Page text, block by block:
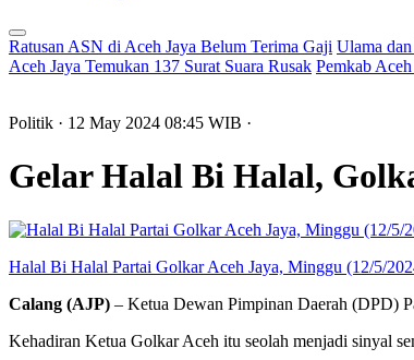
Ratusan ASN di Aceh Jaya Belum Terima Gaji Ulama
Aceh Jaya Temukan 137 Surat Suara Rusak Pemkab
Politik · 12 May 2024 08:45 WIB ·
Gelar Halal Bi Halal,
Halal Bi Halal Partai Golkar Aceh Jaya, Minggu (12/5/
Calang (AJP) – Ketua Dewan Pimpinan Daerah (DPD)
Kehadiran Ketua Golkar Aceh itu seolah menjadi sinyal